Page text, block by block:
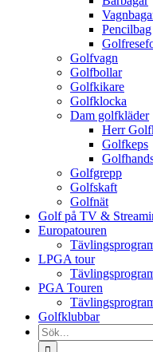
Pencilbag
Golfvagn
Golfbollar
Golfkikare
Golfklocka
Dam golfkläder
Herr
Golfkeps
Golfgrepp
Golfskaft
Golfnät
Golf på TV &
Europatouren
LPGA tour
PGA Touren
Golfklubbar
Sök
efter: